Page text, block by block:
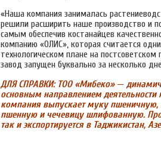
«Наша компания занималась
решили расширить наше производство и
самым обеспечив костанайцев
компанию «ОЛИС», которая считается
технологическом плане на
завод запущен буквально за несколько
ДЛЯ СПРАВКИ: ТОО «Мибеко» —
основным направлением деятельности
компания выпускает муку
пшенную и чечевицу шлифованную.
так и экспортируется в Таджикистан,